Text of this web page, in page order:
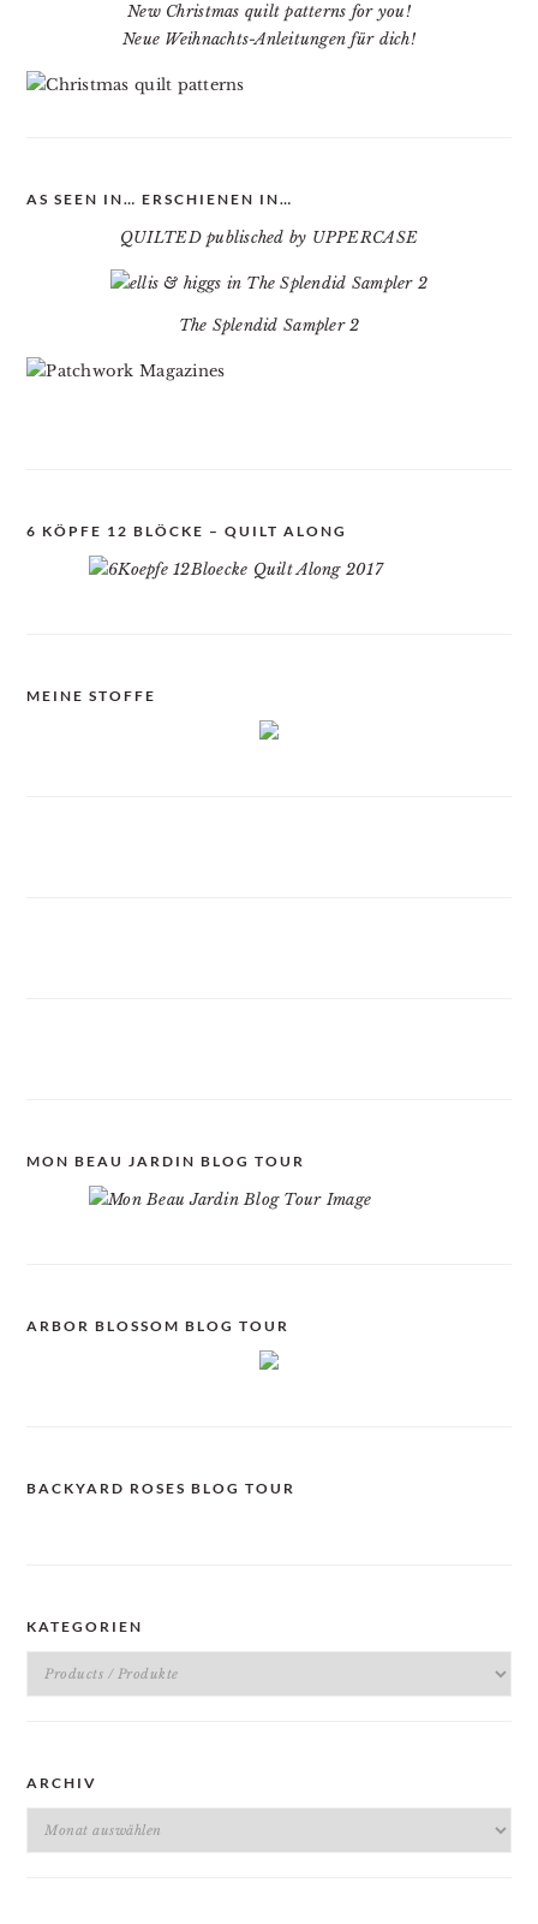
New Christmas quilt patterns for you!
Neue Weihnachts-Anleitungen für dich!
AS SEEN IN… ERSCHIENEN IN…
QUILTED publisched by UPPERCASE
The Splendid Sampler 2
6 KÖPFE 12 BLÖCKE – QUILT ALONG
MEINE STOFFE
MON BEAU JARDIN BLOG TOUR
ARBOR BLOSSOM BLOG TOUR
BACKYARD ROSES BLOG TOUR
KATEGORIEN
Kategorien
ARCHIV
Archiv